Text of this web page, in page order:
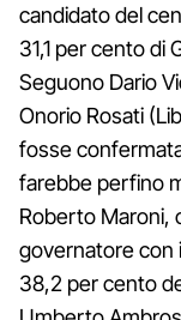
candidato del
31,1 per cento di
Seguono Dario
Onorio Rosati
fosse
farebbe perfino
Roberto Maroni,
governatore con
38,2 per cento